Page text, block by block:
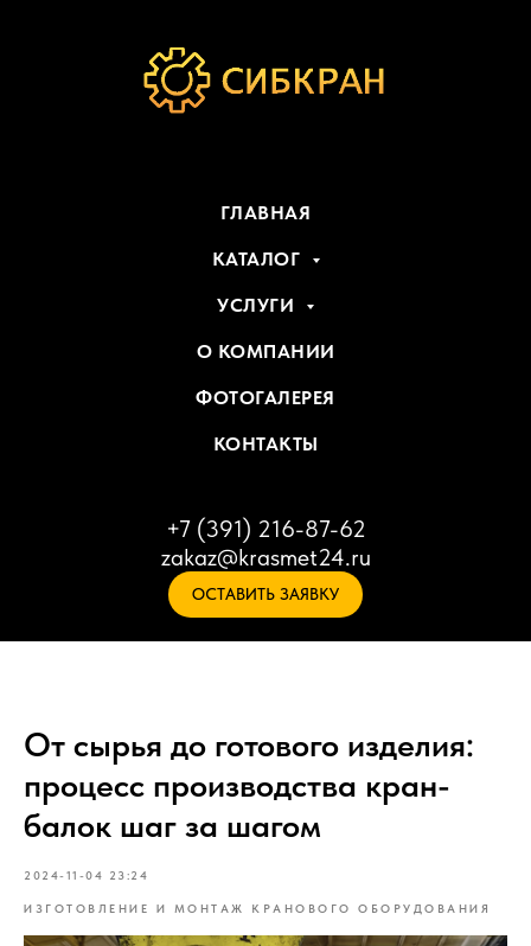
ГЛАВНАЯ
КАТАЛОГ
УСЛУГИ
О КОМПАНИИ
ФОТОГАЛЕРЕЯ
КОНТАКТЫ
+7 (391) 216-87-62
zakaz@krasmet24.ru
ОСТАВИТЬ ЗАЯВКУ
От сырья до готового изделия:
процесс производства кран-
балок шаг за шагом
2024-11-04 23:24
ИЗГОТОВЛЕНИЕ И МОНТАЖ КРАНОВОГО ОБОРУДОВАНИЯ